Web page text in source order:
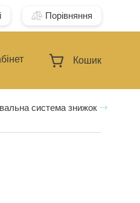
Порівняння
Кошик
система знижок